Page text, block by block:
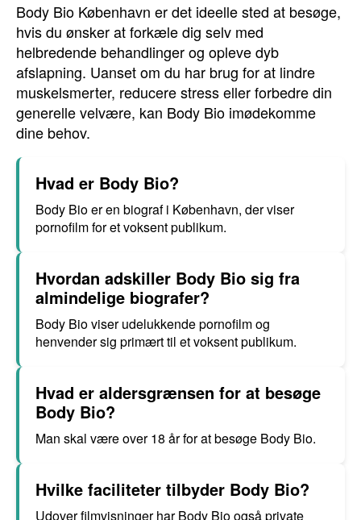
Body Bio København er det ideelle sted at besøge,
hvis du ønsker at forkæle dig selv med
helbredende behandlinger og opleve dyb
afslapning. Uanset om du har brug for at lindre
muskelsmerter, reducere stress eller forbedre din
generelle velvære, kan Body Bio imødekomme
dine behov.
Hvad er Body Bio?
Body Bio er en biograf i København, der viser
pornofilm for et voksent publikum.
Hvordan adskiller Body Bio sig fra
almindelige biografer?
Body Bio viser udelukkende pornofilm og
henvender sig primært til et voksent publikum.
Hvad er aldersgrænsen for at besøge
Body Bio?
Man skal være over 18 år for at besøge Body Bio.
Hvilke faciliteter tilbyder Body Bio?
Udover filmvisninger har Body Bio også private